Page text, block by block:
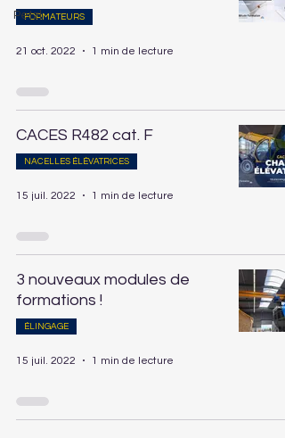
Petzl
FORMATEURS
21 oct. 2022 1 min de lecture
CACES R482 cat. F
NACELLES ÉLÉVATRICES
15 juil. 2022 1 min de lecture
3 nouveaux modules de
formations !
ÉLINGAGE
15 juil. 2022 1 min de lecture